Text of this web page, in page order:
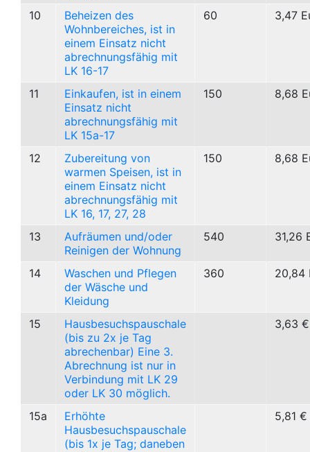
10
Beheizen des
Wohnbereiches, ist in
einem Einsatz nicht
abrechnungsfähig mit
LK 16-17
60 3,47
11
Einkaufen, ist in einem
Einsatz nicht
abrechnungsfähig mit
LK 15a-17
150 8,68
12
Zubereitung von
warmen Speisen, ist in
einem Einsatz nicht
abrechnungsfähig mit
LK 16, 17, 27, 28
150 8,68
13
Aufräumen und/oder
Reinigen der Wohnung
540 31,26
14
Waschen und Pflegen
der Wäsche und
Kleidung
360 20,84
15
Hausbesuchspauschale
(bis zu 2x je Tag
abrechenbar) Eine 3.
Abrechnung ist nur in
Verbindung mit LK 29
oder LK 30 möglich.
3,63 €
15a
Erhöhte
Hausbesuchspauschale
(bis 1x je Tag; daneben
5,81 €